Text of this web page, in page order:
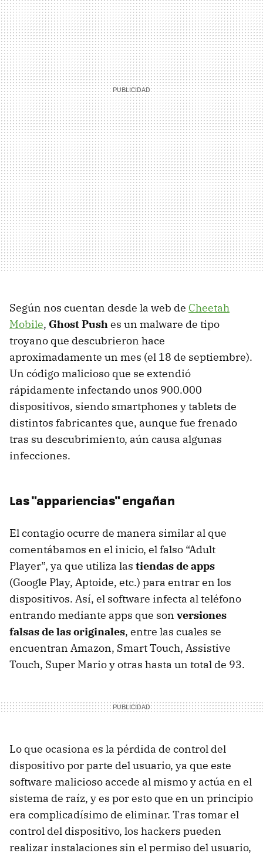
Según nos cuentan desde la web de Cheetah
Mobile, Ghost Pushes un malware de tipo
troyano que descubrieron hace
aproximadamente un mes (el 18 de septiembre).
Un código malicioso que se extendió
rápidamente infectando unos 900.000
dispositivos, siendo smartphones y tablets de
distintos fabricantes que, aunque fue frenado
tras su descubrimiento, aún causa algunas
infecciones.
Las "appariencias" engañan
El contagio ocurre de manera similar al que
comentábamos en el inicio, el falso “Adult
Player”, ya que utiliza las tiendas de apps
(Google Play, Aptoide, etc.) para entrar en los
dispositivos. Así, el software infecta al teléfono
entrando mediante apps que son versiones
falsas de las originales, entre las cuales se
encuentran Amazon, Smart Touch, Assistive
Touch, Super Mario y otras hasta un total de 93.
Lo que ocasiona es la pérdida de control del
dispositivo por parte del usuario, ya que este
software malicioso accede al mismo y actúa en el
sistema de raíz, y es por esto que en un principio
era complicadísimo de eliminar. Tras tomar el
control del dispositivo, los hackers pueden
realizar instalaciones sin el permiso del usuario,